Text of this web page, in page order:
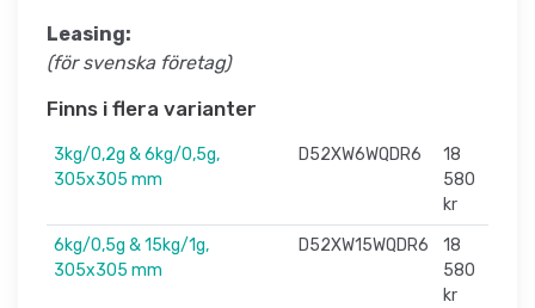
Leasing:
(för svenska företag)
Finns i flera varianter
3kg/0,2g & 6kg/0,5g,
305x305 mm
D52XW6WQDR6
18
580
kr
6kg/0,5g & 15kg/1g,
305x305 mm
D52XW15WQDR6
18
580
kr